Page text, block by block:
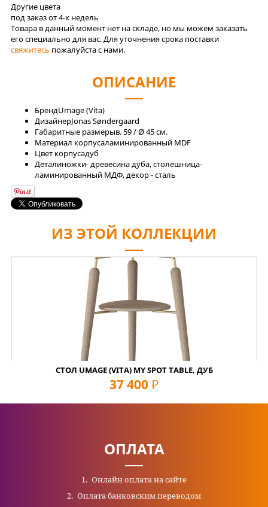
Другие цвета
под заказ от 4-x недель
Товара в данный момент нет на складе, но мы можем заказать
его специально для вас. Для уточнения срока поставки
свяжитесь пожалуйста с нами.
ОПИСАНИЕ
БрендUmage (Vita)
ДизайнерJonas Søndergaard
Габаритные размерыв. 59 / Ø 45 см.
Материал корпусаламинированный MDF
Цвет корпусадуб
Деталиножки- древесина дуба, столешница-
ламинированный МДФ, декор - сталь
ИЗ ЭТОЙ КОЛЛЕКЦИИ
СТОЛ UMAGE (VITA) MY SPOT TABLE, ДУБ
37 400 руб
ОПЛАТА
Онлайн оплата на сайте
Оплата банковским переводом